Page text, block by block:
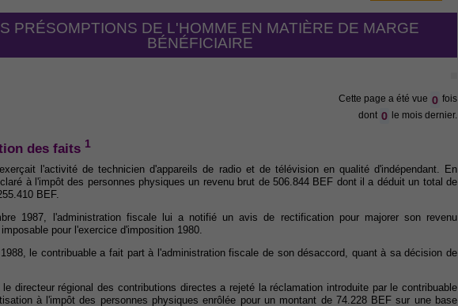
PRÉSOMPTIONS DE L'HOMME EN MATIÈRE DE MARGE
BÉNÉFICIAIRE
Cette page a été vue 0 fois
dont 0 le mois dernier.
des faits 1
l'activité de technicien d'appareils de radio et de télévision en qualité d'indépendant. En
à l'impôt des personnes physiques un revenu brut de 506.844 BEF dont il a déduit un total de
BEF.
1987, l'administration fiscale lui a notifié un avis de rectification pour majorer son revenu
pour l'exercice d'imposition 1980.
le contribuable a fait part à l'administration fiscale de son désaccord, quant à sa décision de
directeur régional des contributions directes a rejeté la réclamation introduite par le contribuable
à l'impôt des personnes physiques enrôlée pour un montant de 74.228 BEF sur une base